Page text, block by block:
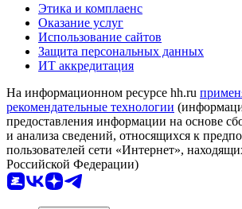
Этика и комплаенс
Оказание услуг
Использование сайтов
Защита персональных данных
ИТ аккредитация
На информационном ресурсе hh.ru
рекомендательные технологии
предоставления информации на основе
и анализа сведений, относящихся к
пользователей сети «Интернет»,
Российской Федерации)